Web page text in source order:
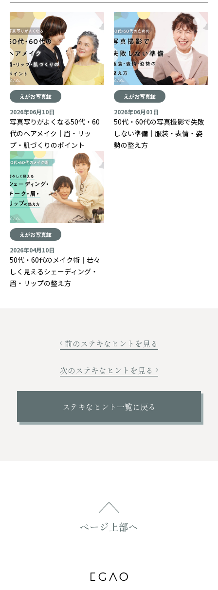
えがお写真館
2026年06月10日
写真写りがよくなる50代・60
代のヘアメイク｜眉・リッ
プ・肌づくりのポイント
えがお写真館
2026年06月01日
50代・60代の写真撮影で失敗
しない準備｜服装・表情・姿
勢の整え方
えがお写真館
2026年04月10日
50代・60代のメイク術｜若々
しく見えるシェーディング・
眉・リップの整え方
前のステキなヒントを見る
次のステキなヒントを見る
ステキなヒント一覧に戻る
ページ上部へ